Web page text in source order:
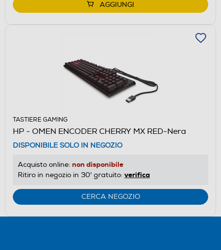
AGGIUNGI
TASTIERE GAMING
HP - OMEN ENCODER CHERRY MX RED-Nera
DISPONIBILE SOLO IN NEGOZIO
Acquisto online: non disponibile
Ritiro in negozio in 30' gratuito: verifica
CERCA NEGOZIO